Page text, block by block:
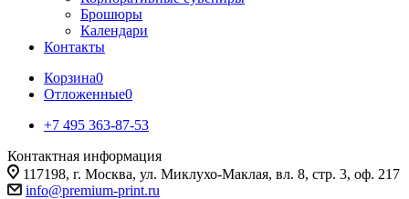
Брошюры
Календари
Контакты
Корзина0
Отложенные0
+7 495 363-87-53
Контактная информация
117198, г. Москва, ул. Миклухо-Маклая, вл. 8, стр. 3, оф. 217
info@premium-print.ru